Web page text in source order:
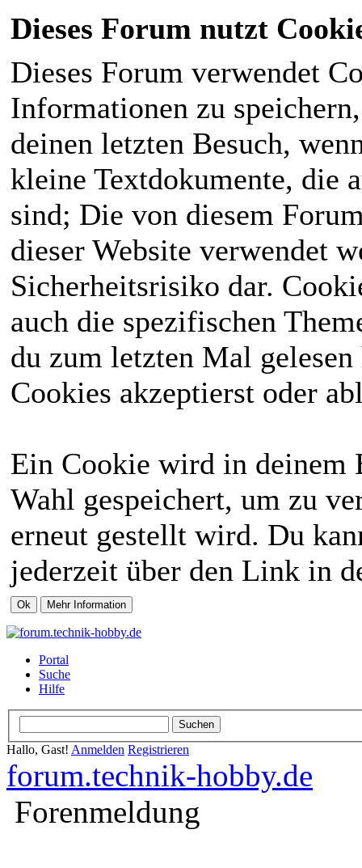
Dieses Forum nutzt
Dieses Forum verwendet
Informationen zu
deinen letzten Besuch,
kleine Textdokumente, die
sind; Die von diesem
dieser Website verwendet
Sicherheitsrisiko dar.
auch die spezifischen
du zum letzten Mal
Cookies akzeptierst oder
Ein Cookie wird in deinem
Wahl gespeichert, um zu
erneut gestellt wird. Du
jederzeit über den Link in
Portal
Suche
Hilfe
Hallo, Gast! Anmelden Registrieren
forum.technik-hobby.de
Forenmeldung